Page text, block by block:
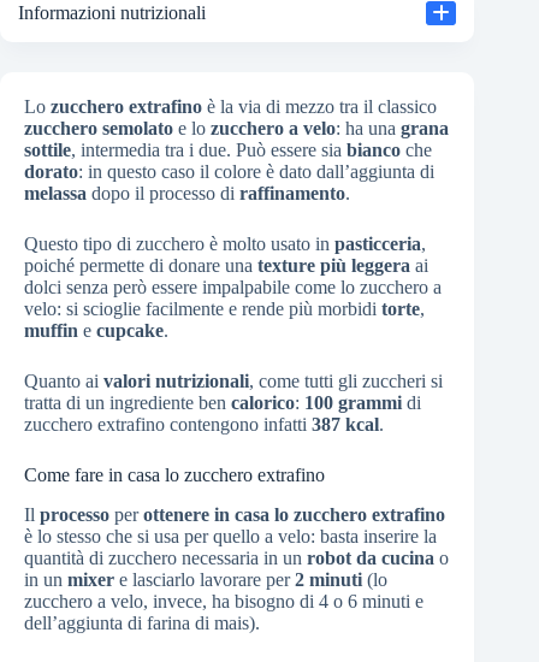
Lo zucchero extrafino è la via di mezzo tra il classico
zucchero semolato e lo zucchero a velo: ha una grana
sottile, intermedia tra i due. Può essere sia bianco che
dorato: in questo caso il colore è dato dall’aggiunta di
melassa dopo il processo di raffinamento.
Questo tipo di zucchero è molto usato in pasticceria,
poiché permette di donare una texture più leggera ai
dolci senza però essere impalpabile come lo zucchero a
velo: si scioglie facilmente e rende più morbidi torte,
muffin e cupcake.
Quanto ai valori nutrizionali, come tutti gli zuccheri si
tratta di un ingrediente ben calorico: 100 grammi di
zucchero extrafino contengono infatti 387 kcal.
Come fare in casa lo zucchero extrafino
Il processo perottenere in casa lo zucchero extrafino
è lo stesso che si usa per quello a velo: basta inserire la
quantità di zucchero necessaria in un robot da cucina o
in un mixer e lasciarlo lavorare per2 minuti (lo
zucchero a velo, invece, ha bisogno di 4 o 6 minuti e
dell’aggiunta di farina di mais).
Informazioni nutrizionali